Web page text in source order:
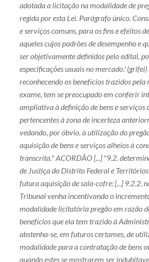
adotada a licitação na modalidade de
regida por esta Lei. Parágrafo único.
e serviços comuns, para os fins e efeitos
aqueles cujos padrões de desempenho e
ser objetivamente definidos pelo edital,
especificações usuais no mercado.'
reconhecendo os benefícios trazidos pela
exame, tem se preocupado em conferir
ampliativa à definição de bens e serviços
pertencentes à zona de incerteza
vedando, por óbvio, a utilização do
aquisição de bens e serviços alheios à
transcrita." ACORDÃO [...] "9.2.
de Justiça do Distrito Federal e
futura aquisição de sala-cofre: [...] 9.2.2.
Tribunal venha incentivando o
modalidade licitatória pregão em razão
benefícios que ela tem trazido à
abstenha-se, em futuros certames, de
modalidade para a contratação de bens
quando estes se mostrarem ser